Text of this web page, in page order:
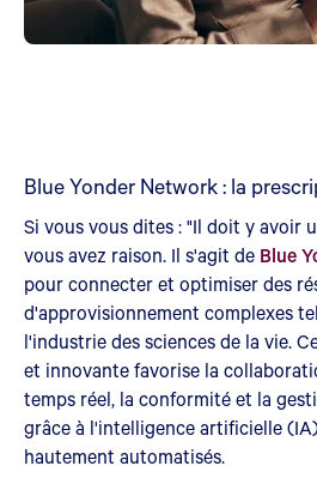
Blue Yonder Network : la
Si vous vous dites : "Il doit y avoir
vous avez raison. Il s'agit de Blue
pour connecter et optimiser des
d'approvisionnement complexes
l'industrie des sciences de la vie.
et innovante favorise la
temps réel, la conformité et la
grâce à l'intelligence artificielle
hautement automatisés.